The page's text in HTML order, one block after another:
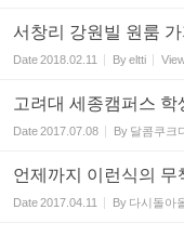
서창리 강원빌 원룸
Date2018.02.11 Byeltti
고려대 세종캠퍼스
Date2017.07.08 By 달콤쿠크
언제까지 이런식의
Date2017.04.11 By 다시돌아